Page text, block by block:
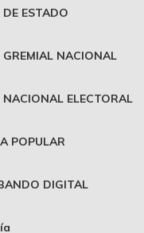
DE ESTADO
GREMIAL NACIONAL
NACIONAL ELECTORAL
POPULAR
DIGITAL